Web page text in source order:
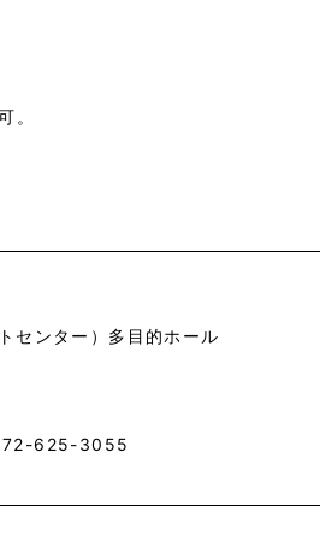
。
センター）多目的ホール
072-625-3055